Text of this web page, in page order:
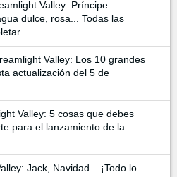
Valley: Príncipe
dulce, rosa... Todas las
Valley: Los 10 grandes
actualización del 5 de
Valley: 5 cosas que debes
para el lanzamiento de la
Jack, Navidad... ¡Todo lo